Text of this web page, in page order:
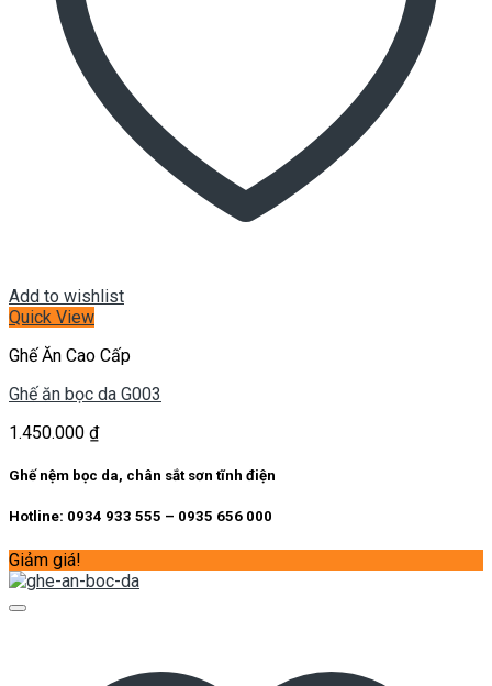
Add to wishlist
Quick View
Ghế Ăn Cao Cấp
Ghế ăn bọc da G003
1.450.000 ₫
Ghế nệm bọc da, chân sắt sơn tĩnh điện
Hotline: 0934 933 555 – 0935 656 000
Giảm giá!